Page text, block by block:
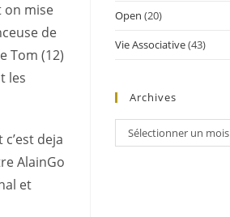
on mise
de
Tom (12)
les
deja
AlainGo
et
Open (20)
Vie Associative(43)
Archives
Sélectionner un mois